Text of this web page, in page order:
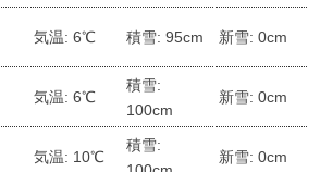
気温: 6℃ 積雪: 95cm 新雪: 0cm
気温: 6℃
積雪:
100cm
新雪: 0cm
気温: 10℃
積雪:
新雪: 0cm